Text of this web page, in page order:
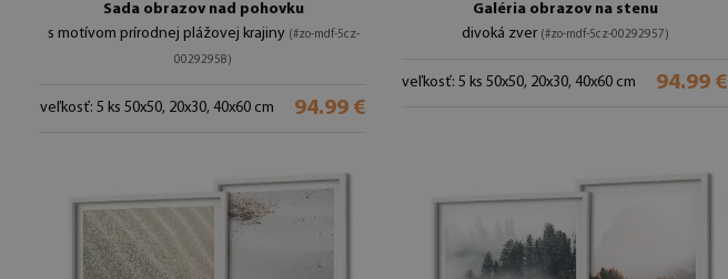
Sada obrazov nad pohovku
s motívom prírodnej plážovej krajiny (#zo-mdf-5cz-
00292958)
veľkosť: 5 ks 50x50, 20x30, 40x60 cm 94.99 €
Galéria obrazov na stenu
divoká zver (#zo-mdf-5cz-00292957)
veľkosť: 5 ks 50x50, 20x30, 40x60 cm 94.99 €